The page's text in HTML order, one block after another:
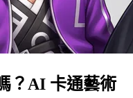
？AI 卡通藝術